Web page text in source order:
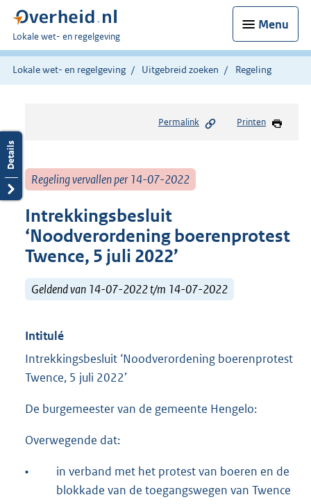
Menu
U
bent
hier:
Lokale wet- en regelgeving
Lokale wet- en regelgeving Uitgebreid zoeken Regeling
Permalink Printen
Regeling vervallen per 14-07-2022
Intrekkingsbesluit
‘Noodverordening boerenprotest
Twence, 5 juli 2022’
Geldend van 14-07-2022 t/m 14-07-2022
Intitulé
Intrekkingsbesluit ‘Noodverordening boerenprotest
Twence, 5 juli 2022’
De burgemeester van de gemeente Hengelo:
Overwegende dat:
•
in verband met het protest van boeren en de
blokkade van de toegangswegen van Twence